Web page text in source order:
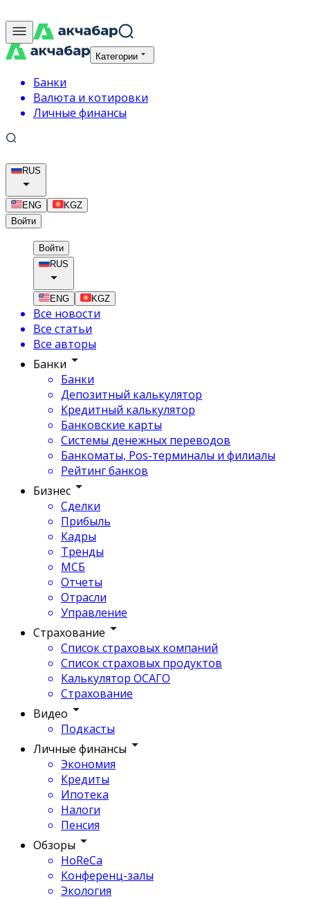
Категории
Банки
Валюта и котировки
Личные финансы
RUS
ENG
KGZ
Войти
Войти
RUS
ENG KGZ
Все новости
Все статьи
Все авторы
Банки
Банки
Депозитный калькулятор
Кредитный калькулятор
Банковские карты
Системы денежных переводов
Банкоматы, Pos-терминалы и филиалы
Рейтинг банков
Бизнес
Сделки
Прибыль
Кадры
Тренды
МСБ
Отчеты
Отрасли
Управление
Страхование
Список страховых компаний
Список страховых продуктов
Калькулятор ОСАГО
Страхование
Видео
Подкасты
Личные финансы
Экономия
Кредиты
Ипотека
Налоги
Пенсия
Обзоры
HoReCa
Конференц-залы
Экология